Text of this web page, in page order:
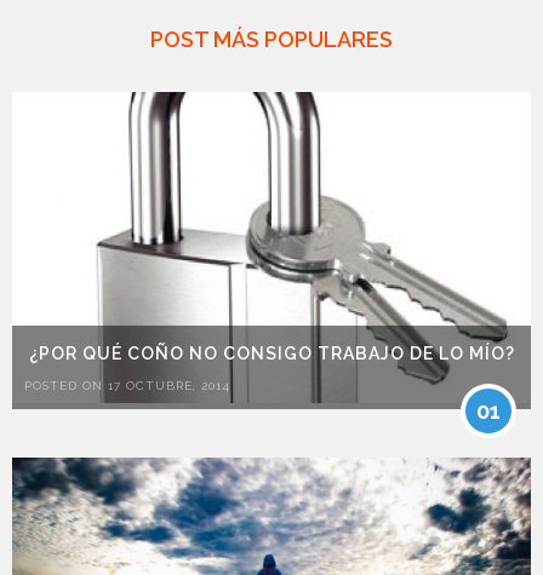
POST MÁS POPULARES
¿POR QUÉ COÑO NO CONSIGO TRABAJO DE LO MÍO?
POSTED ON 17 OCTUBRE, 2014
01